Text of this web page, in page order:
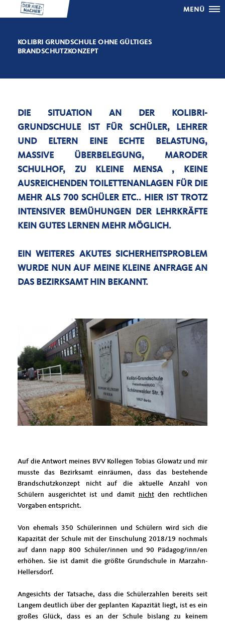
MENÜ
KOLIBRI GRUNDSCHULE OHNE GÜLTIGES
BRANDSCHUTZKONZEPT
DIE SITUATION AN DER KOLIBRI-
GRUNDSCHULE IST FÜR SCHÜLER, LEHRER
UND ELTERN EINE ECHTE BELASTUNG,
MASSIVE ÜBERBELEGUNG, MARODER
SCHULHOF, ZU KLEINE MENSA , KEINE
AUSREICHENDEN TOILETTENANLAGEN FÜR DIE
MEHR ALS 700 SCHÜLER ETC.. HIER IST TROTZ
INTENSIVER BEMÜHUNGEN DER LEHRKRÄFTE
KEIN GUTES LERNEN MEHR MÖGLICH.
EIN WEITERES AKUTES SICHERHEITSPROBLEM
WURDE NUN AUF MEINE KLEINE ANFRAGE AN
DAS BEZIRKSAMT HIN BEKANNT.
Auf die Antwort meines BVV Kollegen Tobias Glowatz und mir
musste das Bezirksamt einräumen, dass das bestehende
Brandschutzkonzept nicht auf die aktuelle Anzahl von
Schülern ausgerichtet ist und damit
nichtden rechtlichen
Vorgaben entspricht.
Von ehemals 350 Schülerinnen und Schülern wird sich die
Kapazität der Schule mit der Einschulung 2018/19 nochmals
auf dann napp 800 Schüler/innen und 90 Pädagog/inn/en
erhöhen. Sie ist damit die größte Grundschule in Marzahn-
Hellersdorf.
Angesichts der Tatsache, dass die Schülerzahlen bereits seit
Langem deutlich über der geplanten Kapazität liegt, ist es ein
großes Glück, dass es an der Schule bislang zu keinem